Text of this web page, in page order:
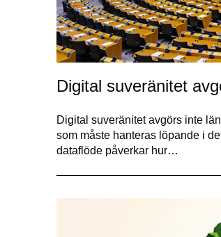
Digital suveränitet
Digital suveränitet avgörs inte
som måste hanteras löpande i
dataflöde påverkar hur…